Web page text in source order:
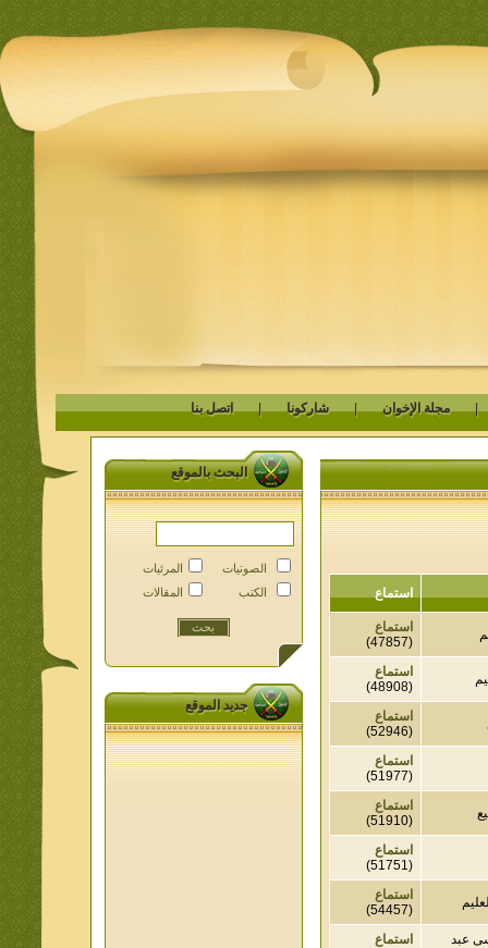
مجلة الإخوان | شاركونا | اتصل بنا
استماع
استماع
استماع
استماع
استماع
استماع
استماع
استماع
استماع
البحث بالموقع
الصوتيات
الكتب
المرئيات
المقالات
جديد الموقع